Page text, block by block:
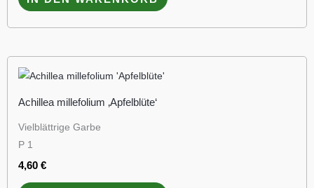
Achillea millefolium ‚Apfelblüte‘
Vielblättrige Garbe
P 1
4,60 €